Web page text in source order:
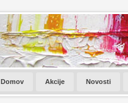
Domov Akcije Novosti